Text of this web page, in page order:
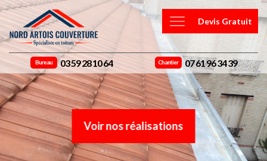
Devis Gratuit
Bureau 03 59 28 10 64 Chantier 07 61 96 34 39
Voir nos réalisations